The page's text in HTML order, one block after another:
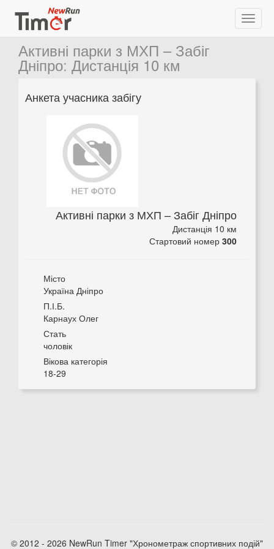
Активні парки з МХП – Забіг
Дніпро: Дистанція 10 км
Анкета учасника забігу
Активні парки з МХП – Забіг Дніпро
Дистанція 10 км
Стартовий номер 300
Місто
Україна Дніпро
П.І.Б.
Карнаух Олег
Стать
чоловік
Вікова категорія
18-29
© 2012 - 2026 NewRun Timer "Хронометраж спортивних подій"